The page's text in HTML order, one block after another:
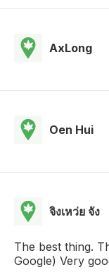
AxLong
Oen Hui
จิงเหว่ย จัง
The best thing.
Google) Very